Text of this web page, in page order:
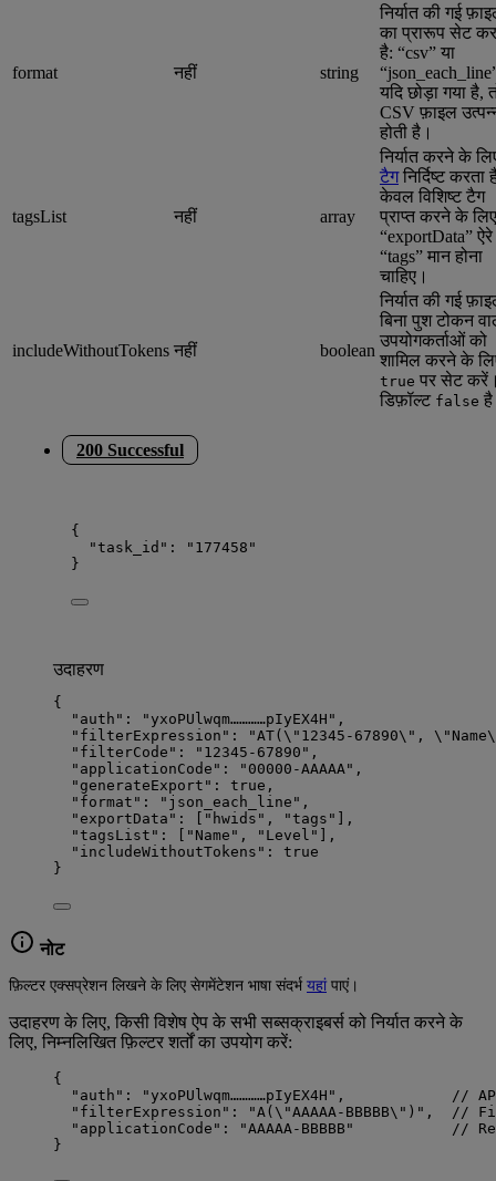
format नहीं string
निर्यात की गई
का प्रारूप सेट
है: “csv” या
यदि छोड़ा गया है,
CSV फ़ाइल
होती है।
tagsList नहीं array
निर्यात करने के
टैगनिर्दिष्ट करता
केवल विशिष्ट टैग
प्राप्त करने के
“exportData”
“tags” मान होना
चाहिए।
includeWithoutTokens नहीं boolean
निर्यात की गई
बिना पुश टोकन
उपयोगकर्ताओं को
शामिल करने के
true पर सेट
डिफ़ॉल्ट false
200 Successful
{
"task_id" : " 177458 "
}
उदाहरण
{
"auth" : " yxoPUlwqm…………pIyEX4H "
"filterExpression" : "AT( \" 12345-67890\" , \" Name
"filterCode" : " 12345-67890 "
"applicationCode" : " 00000-AAAAA"
"generateExport" : true
"format" : " json_each_line "
"exportData" : [ " hwids " , " tags "
"tagsList" : [ " Name " , " Level "
"includeWithoutTokens" : true
}
नोट
फ़िल्टर एक्सप्रेशन लिखने के लिए सेगमेंटेशन भाषा संदर्भ यहां पाएं।
उदाहरण के लिए, किसी विशेष ऐप के सभी सब्सक्राइबर्स को निर्यात करने के
लिए, निम्नलिखित फ़िल्टर शर्तों का उपयोग करें:
{
"auth" : " yxoPUlwqm…………pIyEX4H " , //
"filterExpression" : "A( \"AAAAA-BBBBB\" ) " , //
"applicationCode" : "AAAAA-BBBBB "
//
}